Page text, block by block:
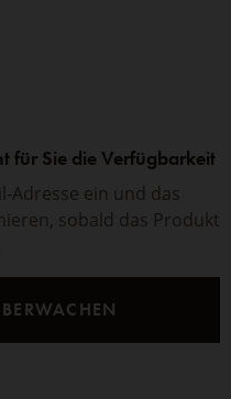
für Sie die Verfügbarkeit
Adresse ein und das
sobald das Produkt